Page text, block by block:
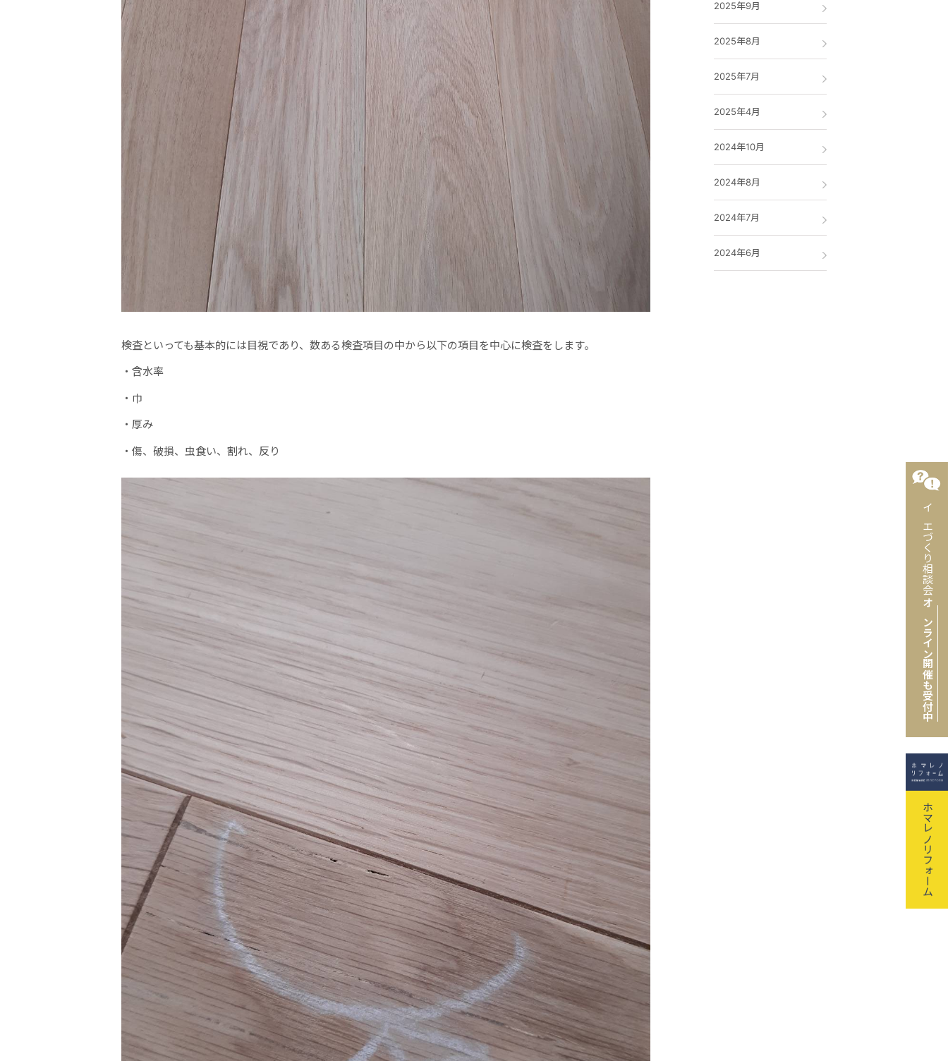
検査といっても基本的には目視であり、数ある検査項目の中から以下の項目を中心に検査をします。
・含水率
・巾
・厚み
・傷、破損、虫食い、割れ、反り
2025年9月
2025年8月
2025年7月
2025年4月
2024年10月
2024年8月
2024年7月
2024年6月
イエづくり相談会
オンライン開催
も受付中
ホマレノリフォーム